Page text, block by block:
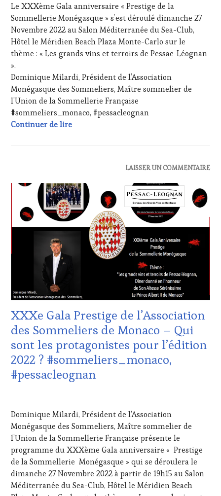
RADIO,
TV,
WEB
OENOTOURISME,
PARTENAIRES
VIN
TOURISME
PRODUCTEURS
TERROIR ,
RESTAURATEUR,
CHEF,
CUISINIER,
ŒNOLOGUE,
VIGNOBLES,
TOURISM
FAME,
WINE
2022
Le XXXème Gala anniversaire « Prestige de la
Sommellerie Monégasque » s’est déroulé dimanche 27
Novembre 2022 au Salon Méditerranée du Sea-Club,
Hôtel le Méridien Beach Plaza Monte-Carlo sur le
thème : « Les grands vins et terroirs de Pessac-Léognan
».
Dominique Milardi, Président de l’Association
Monégasque des Sommeliers, Maître sommelier de
l’Union de la Sommellerie Française
#sommeliers_monaco, #pessacleognan
Continuer de lirePRESS RELEASE : XXXe Gala Prestige
TASTING
VOUCHER
DOMAINE
VIN
TOURISME,
CLÉS
VIN
ET
DE
LA
HAUTE
GASTRONOMIE
FRANÇAISE,
GUEST
DÉGUSTATIONS,
WINE
TASTING
PRESSE
ÉCRITE,
RADIO,
TV,
WEB
LAISSER UN COMMENTAIRE
XXXe Gala Prestige de l’Association
des Sommeliers de Monaco – Qui
sont les protagonistes pour l’édition
2022 ? #sommeliers_monaco,
#pessacleognan
2022
Dominique Milardi, Président de l’Association
Monégasque des Sommeliers, Maître sommelier de
l’Union de la Sommellerie Française présente le
programme du XXXème Gala anniversaire « Prestige
de la Sommellerie Monégasque » qui se déroulera le
dimanche 27 Novembre 2022 à partir de 19h15 au Salon
Méditerranée du Sea-Club, Hôtel le Méridien Beach